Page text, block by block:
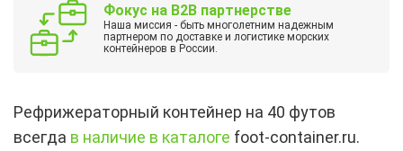
Фокус на B2B партнерстве
Наша миссия - быть многолетним надежным
партнером по доставке и логистике морских
контейнеров в России.
Рефрижераторный контейнер на 40 футов
всегда в наличие в каталоге foot-container.ru.